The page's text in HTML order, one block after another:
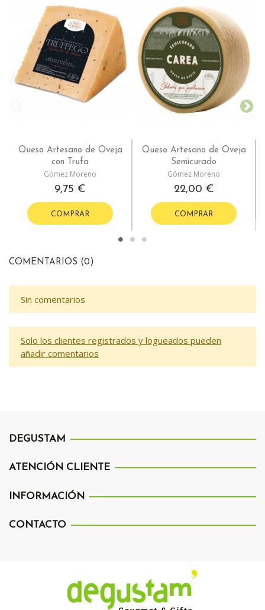
Queso Artesano de Oveja
con Trufa
Gómez Moreno
9,75 €
COMPRAR
Queso Artesano de Oveja
Semicurado
Gómez Moreno
22,00 €
COMPRAR
COMENTARIOS (0)
Sin comentarios
Solo los clientes registrados y logueados pueden
añadir comentarios
DEGUSTAM
ATENCIÓN CLIENTE
INFORMACIÓN
CONTACTO